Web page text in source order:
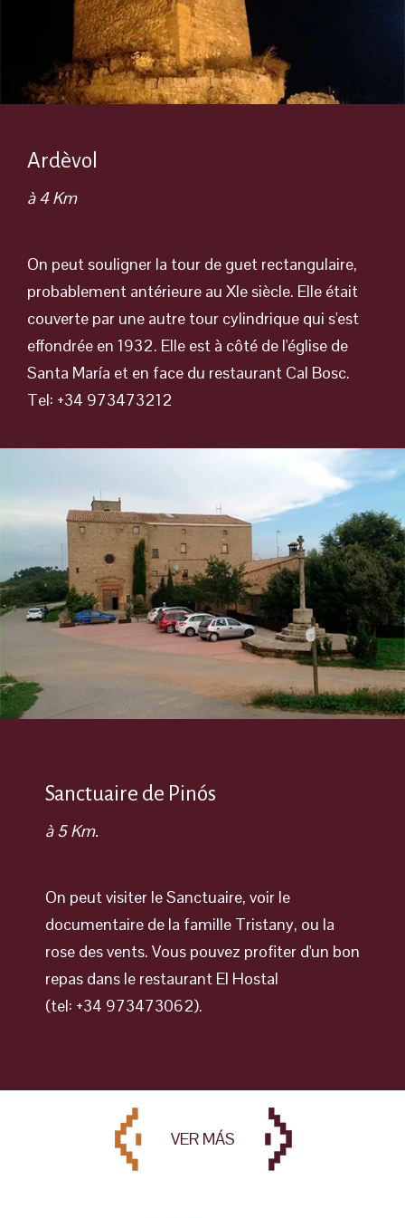
Ardèvol
à 4 Km
On peut souligner la tour de guet rectangulaire,
probablement antérieure au XIe siècle. Elle était
couverte par une autre tour cylindrique qui s'est
effondrée en 1932. Elle est à côté de l'église de
Santa María et en face du restaurant Cal Bosc.
Tel: +34 973473212
Sanctuaire de Pinós
à 5 Km.
On peut visiter le Sanctuaire, voir le
documentaire de la famille Tristany, ou la
rose des vents. Vous pouvez profiter d'un bon
repas dans le restaurant El Hostal
(tel: +34 973473062).
VER MÁS